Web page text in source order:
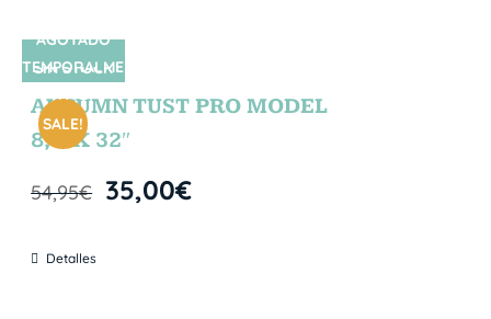
SIN STOCK
SALE!
AGOTADO
TEMPORALME
NTE
AUTUMN TUST PRO MODEL
8,5″X 32″
54,95€ 35,00€
Detalles